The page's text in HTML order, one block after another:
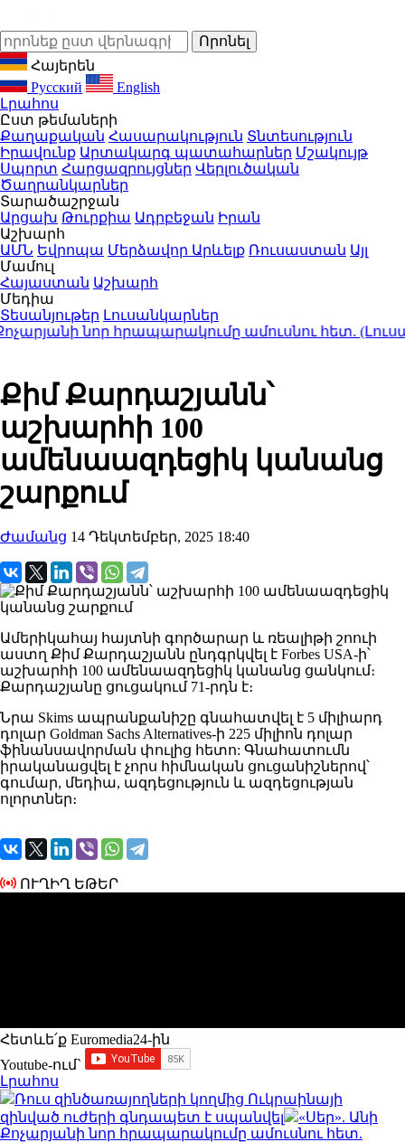
Հայերեն
Русский
English
Լրահոս
Ըստ թեմաների
Քաղաքական Հասարակություն Տնտեսություն
Իրավունք Արտակարգ պատահարներ Մշակույթ
Սպորտ Հարցազրույցներ Վերլուծական
Ծաղրանկարներ
Տարածաշրջան
Արցախ Թուրքիա Ադրբեջան Իրան
Աշխարհ
ԱՄՆ Եվրոպա Մերձավոր Արևելք Ռուսաստան Այլ
Մամուլ
Հայաստան Աշխարհ
Մեդիա
Տեսանյութեր Լուսանկարներ
նոր հրապարակումը ամուսնու հետ.
Քիմ Քարդաշյանն՝
աշխարհի 100
ամենաազդեցիկ կանանց
շարքում
Ժամանց 14 Դեկտեմբեր, 2025 18:40
Ամերիկահայ հայտնի գործարար և ռեալիթի շոուի
աստղ Քիմ Քարդաշյանն ընդգրկվել է Forbes USA-ի՝
աշխարհի 100 ամենաազդեցիկ կանանց ցանկում։
Քարդաշյանը ցուցակում 71-րդն է։
Նրա Skims ապրանքանիշը գնահատվել է 5 միլիարդ
դոլար Goldman Sachs Alternatives-ի 225 միլիոն դոլար
ֆինանսավորման փուլից հետո: Գնահատումն
իրականացվել է չորս հիմնական ցուցանիշներով՝
գումար, մեդիա, ազդեցություն և ազդեցության
ոլորտներ։
ՈՒՂԻՂ ԵԹԵՐ
Հետևե՛ք Euromedia24-ին
Youtube-ում`
Լրահոս
Ռուս զինծառայողների կողմից Ուկրաինայի
զինված ուժերի գնդապետ է սպանվել
«Սեր». Անի
Քոչարյանի նոր հրապարակումը ամուսնու հետ.